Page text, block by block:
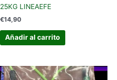
25KG LINEAEFE
€14,90
Añadir al carrito